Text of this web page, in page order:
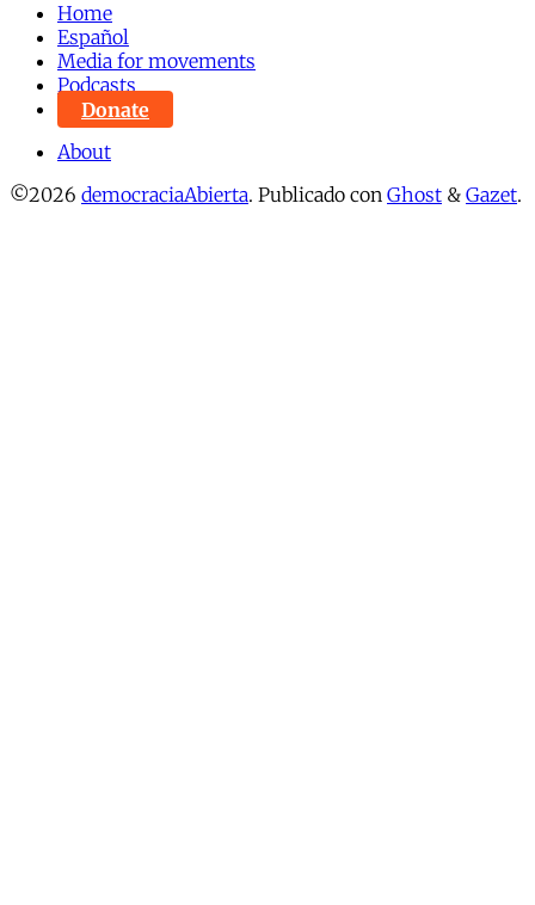
Home
Español
Media for movements
Podcasts
Donate
About
©2026 democraciaAbierta. Publicado con Ghost & Gazet.